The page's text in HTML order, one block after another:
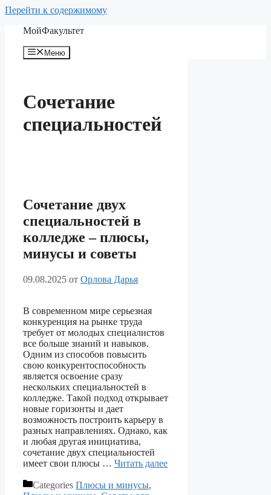
Перейти к содержимому
МойФакультет
Меню
Сочетание
специальностей
Сочетание двух
специальностей в
колледже – плюсы,
минусы и советы
09.08.2025 от Орлова Дарья
В современном мире серьезная
конкуренция на рынке труда
требует от молодых специалистов
все больше знаний и навыков.
Одним из способов повысить
свою конкурентоспособность
является освоение сразу
нескольких специальностей в
колледже. Такой подход открывает
новые горизонты и дает
возможность построить карьеру в
разных направлениях. Однако, как
и любая другая инициатива,
сочетание двух специальностей
имеет свои плюсы … Читать далее
Categories Плюсы и минусы,